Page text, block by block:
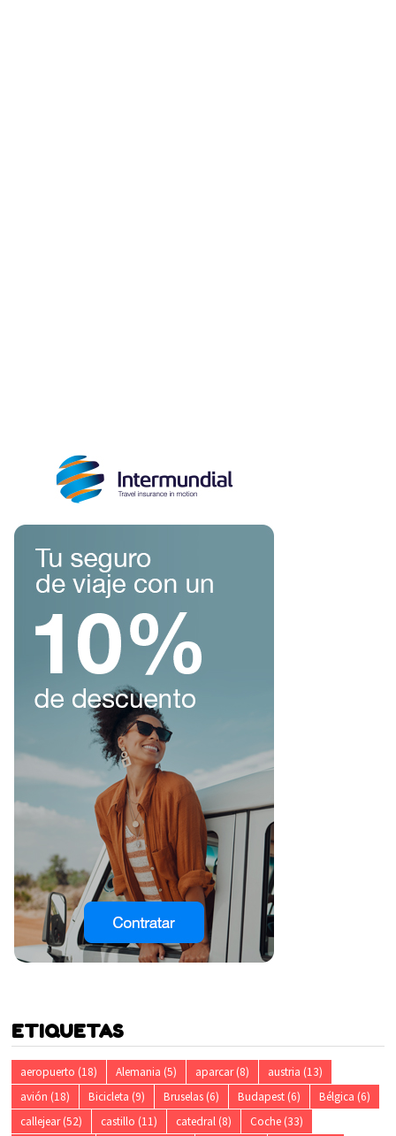
ETIQUETAS
aeropuerto (18) Alemania (5) aparcar(8) austria (13)
avión (18) Bicicleta (9) Bruselas(6) Budapest(6) Bélgica (6)
callejear(52) castillo (11) catedral(8) Coche(33)